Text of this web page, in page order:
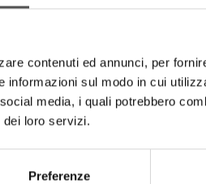
contenuti ed annunci, per
informazioni sul modo in cui
media, i quali potrebbero
loro servizi.
Preferenze